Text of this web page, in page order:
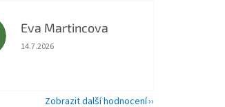
Eva Martincova
Hodnocení obchodu je 5 z 5 hvězdiček.
14.7.2026
Zobrazit další hodnocení